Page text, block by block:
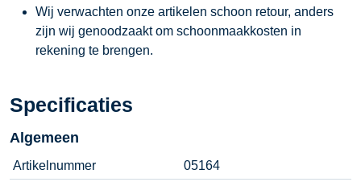
Wij verwachten onze artikelen schoon retour, anders
zijn wij genoodzaakt om schoonmaakkosten in
rekening te brengen.
Specificaties
Algemeen
Artikelnummer 05164